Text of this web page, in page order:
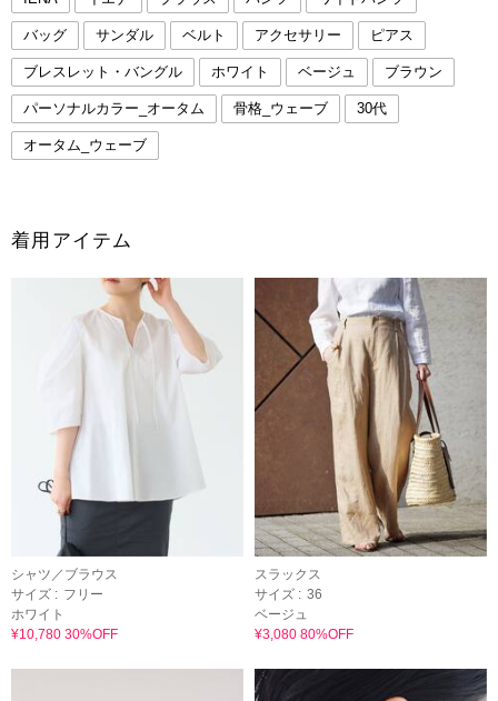
バッグ サンダル ベルト アクセサリー ピアス
ブレスレット・バングル ホワイト ベージュ ブラウン
パーソナルカラー_オータム 骨格_ウェーブ 30代
オータム_ウェーブ
着用アイテム
シャツ／ブラウス
サイズ : フリー
ホワイト
¥10,780 30%OFF
スラックス
サイズ : 36
ベージュ
¥3,080 80%OFF